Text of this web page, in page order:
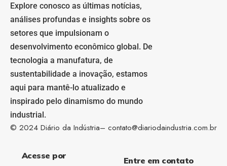
Explore conosco as últimas notícias,
análises profundas e insights sobre os
setores que impulsionam o
desenvolvimento econômico global. De
tecnologia a manufatura, de
sustentabilidade a inovação, estamos
aqui para mantê-lo atualizado e
inspirado pelo dinamismo do mundo
industrial.
© 2024 Diário da Indústria– contato@diariodaindustria.com.br
Acesse por
Entre em contato